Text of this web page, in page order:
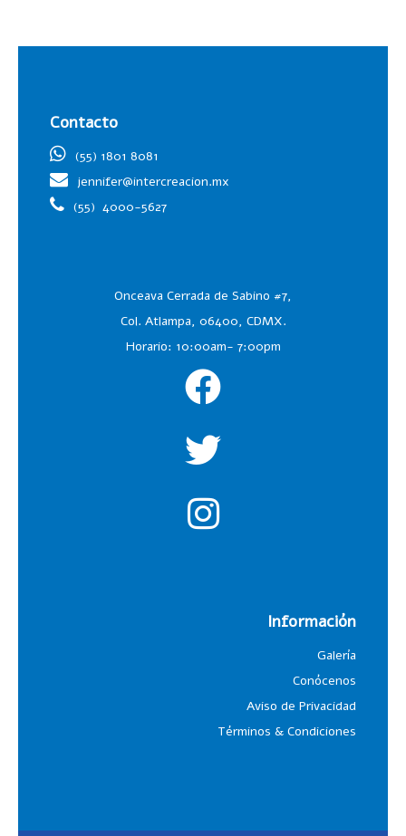
Contacto
(55) 1801 8081
jennifer@intercreacion.mx
(55) 4000-5627
Onceava Cerrada de Sabino #7,
Col. Atlampa, 06400, CDMX.
Horario: 10:00am- 7:00pm
Información
Galería
Conócenos
Aviso de Privacidad
Términos & Condiciones